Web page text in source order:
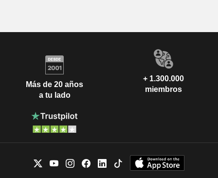
Más de 20 años
a tu lado
+ 1.300.000
miembros